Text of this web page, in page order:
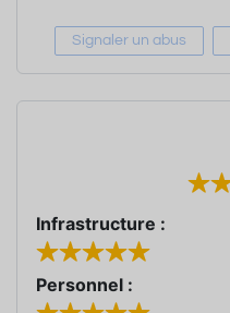
Signaler un abus
Infrastructure :
Personnel :